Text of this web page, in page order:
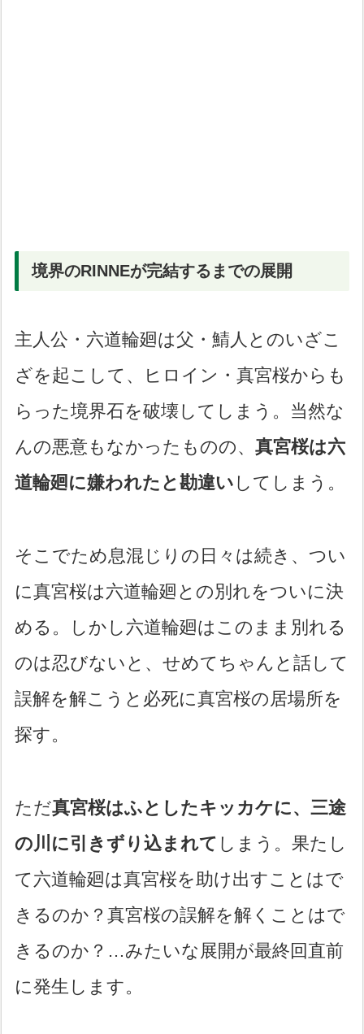
境界のRINNEが完結するまでの展開
主人公・六道輪廻は父・鯖人とのいざこ
ざを起こして、ヒロイン・真宮桜からも
らった境界石を破壊してしまう。当然な
んの悪意もなかったものの、真宮桜は六
道輪廻に嫌われたと勘違い してしまう。
そこでため息混じりの日々は続き、つい
に真宮桜は六道輪廻との別れをついに決
める。しかし六道輪廻はこのまま別れる
のは忍びないと、せめてちゃんと話して
誤解を解こうと必死に真宮桜の居場所を
探す。
ただ真宮桜はふとしたキッカケに、三途
の川に引きずり込まれて しまう。果たし
て六道輪廻は真宮桜を助け出すことはで
きるのか？真宮桜の誤解を解くことはで
きるのか？…みたいな展開が最終回直前
に発生します。